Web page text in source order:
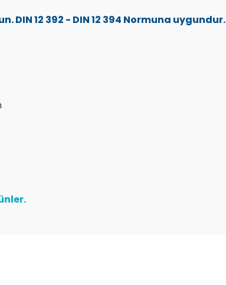
DIN 12 392 - DIN 12 394 Normuna uygundur.